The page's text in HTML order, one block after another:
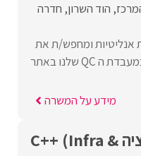
הוד השרון חדרה
אנליטיות ומחפש/ת את
האתגר הבא? צוות שיפור ביצועים במעבדת ה QC שלנו באתר
מידע על המשרה
מפתח/ת אוטומציה C++ (Infra &